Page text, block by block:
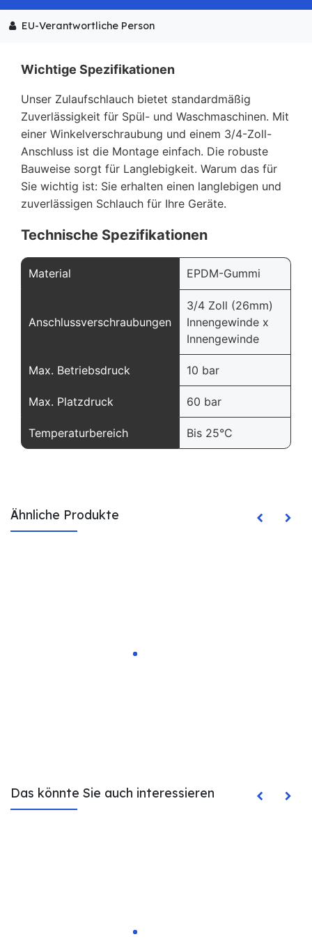
EU-Verantwortliche Person
Wichtige Spezifikationen
Unser Zulaufschlauch bietet standardmäßig
Zuverlässigkeit für Spül- und Waschmaschinen. Mit
einer Winkelverschraubung und einem 3/4-Zoll-
Anschluss ist die Montage einfach. Die robuste
Bauweise sorgt für Langlebigkeit. Warum das für
Sie wichtig ist: Sie erhalten einen langlebigen und
zuverlässigen Schlauch für Ihre Geräte.
Technische Spezifikationen
Material EPDM-Gummi
Anschlussverschraubungen
3/4 Zoll (26mm)
Innengewinde x
Innengewinde
Max. Betriebsdruck 10 bar
Max. Platzdruck 60 bar
Temperaturbereich Bis 25°C
Ähnliche Produkte
Das könnte Sie auch interessieren